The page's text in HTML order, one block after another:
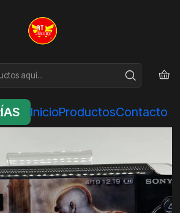
InicioProductosContacto
64GB DESBLOQUEADA CON MAS 100
JUEGOS